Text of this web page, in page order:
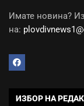
Имате новина?
на:
ИЗБОР НА